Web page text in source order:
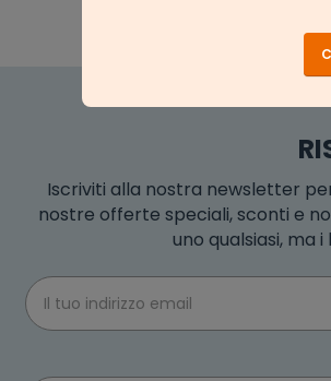
Iscriviti alla nostra newsletter
nostre offerte speciali, sconti e
uno qualsiasi, ma
Email